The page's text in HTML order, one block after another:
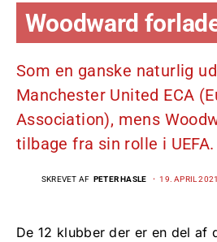
Woodward
Som en ganske naturlig
Manchester United ECA
Association), mens
tilbage fra sin rolle i UEFA.
SKREVET AF PETER HASLE 19. APRIL
De 12 klubber der er en del af